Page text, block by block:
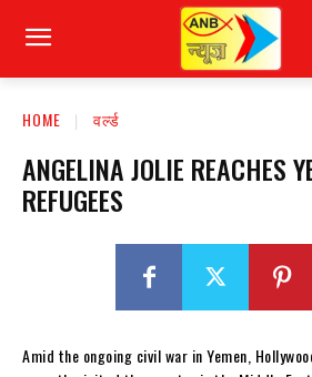
HOME वर्ल्ड
ANGELINA JOLIE REACHES
REFUGEES
Amid the ongoing civil war in Yemen,